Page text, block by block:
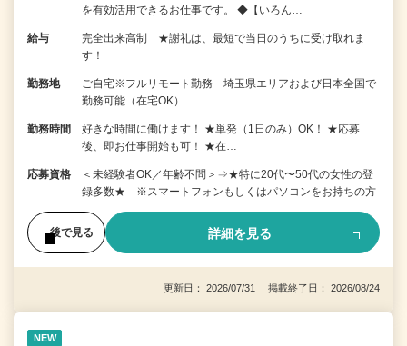
を有効活用できるお仕事です。 ◆【いろん…
給与
完全出来高制 ★謝礼は、最短で当日のうちに受け取れま
す！
勤務地
ご自宅※フルリモート勤務 埼玉県エリアおよび日本全国で
勤務可能（在宅OK）
勤務時間
好きな時間に働けます！ ★単発（1日のみ）OK！ ★応募
後、即お仕事開始も可！ ★在…
応募資格
＜未経験者OK／年齢不問＞⇒★特に20代〜50代の女性の登
録多数★ ※スマートフォンもしくはパソコンをお持ちの方
後で見る 詳細を見る
更新日： 2026/07/31 掲載終了日： 2026/08/24
NEW